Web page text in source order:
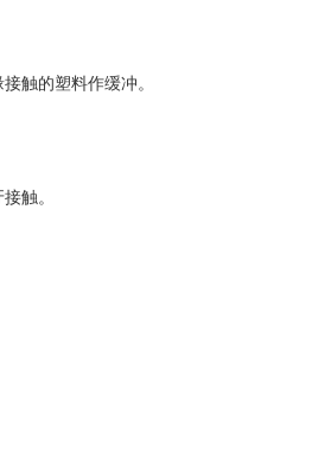
触的塑料作缓冲。
触。